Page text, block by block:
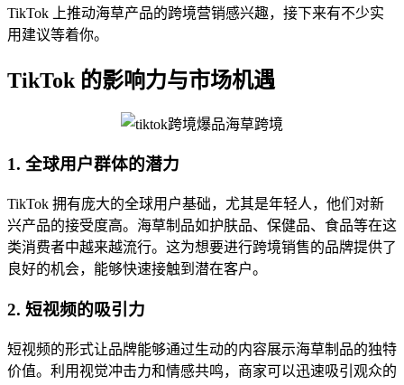
TikTok 上推动海草产品的跨境营销感兴趣，接下来有不少实
用建议等着你。
TikTok 的影响力与市场机遇
1. 全球用户群体的潜力
TikTok 拥有庞大的全球用户基础，尤其是年轻人，他们对新
兴产品的接受度高。海草制品如护肤品、保健品、食品等在这
类消费者中越来越流行。这为想要进行跨境销售的品牌提供了
良好的机会，能够快速接触到潜在客户。
2. 短视频的吸引力
短视频的形式让品牌能够通过生动的内容展示海草制品的独特
价值。利用视觉冲击力和情感共鸣，商家可以迅速吸引观众的